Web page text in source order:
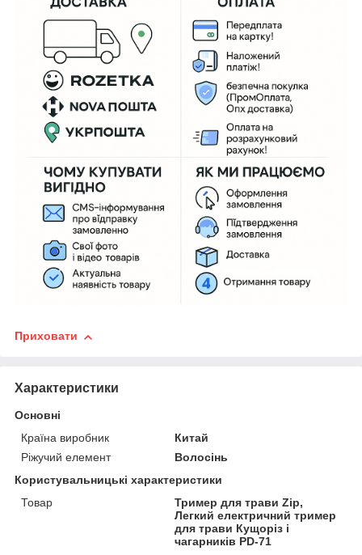
Приховати
Характеристики
Основні
Країна виробник
Китай
Ріжучий елемент
Волосінь
Користувальницькі характеристики
Товар
Тример для трави Zip,
Легкий електричний тример
для трави Кущоріз і
чагарників PD-71